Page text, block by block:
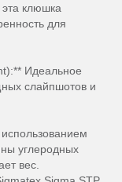
клюшка
для
Идеальное
слайпшотов и
углеродных
вес.